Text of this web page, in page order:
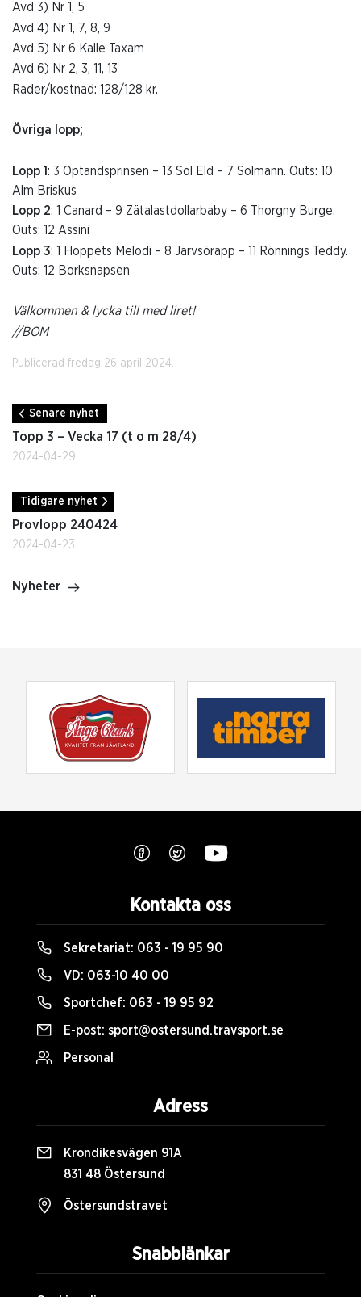
Avd 3) Nr 1, 5
Avd 4) Nr 1, 7, 8, 9
Avd 5) Nr 6 Kalle Taxam
Avd 6) Nr 2, 3, 11, 13
Rader/kostnad: 128/128 kr.
Övriga lopp;
Lopp 1: 3 Optandsprinsen – 13 Sol Eld – 7 Solmann. Outs: 10
Alm Briskus
Lopp 2: 1 Canard – 9 Zätalastdollarbaby – 6 Thorgny Burge.
Outs: 12 Assini
Lopp 3: 1 Hoppets Melodi – 8 Järvsörapp – 11 Rönnings Teddy.
Outs: 12 Borksnapsen
Välkommen & lycka till med liret!
//BOM
Publicerad fredag 26 april 2024.
Senare nyhet
Topp 3 – Vecka 17 (t o m 28/4)
2024-04-29
Tidigare nyhet
Provlopp 240424
2024-04-23
Nyheter
Snabblänkar
Kontakta oss
Sekretariat: 063 - 19 95 90
VD: 063-10 40 00
Sportchef: 063 - 19 95 92
E-post: sport@ostersund.travsport.se
Personal
Adress
Krondikesvägen 91A
831 48 Östersund
Östersundstravet